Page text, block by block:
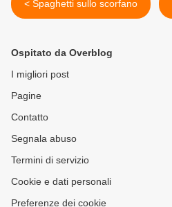
< Spaghetti sullo scorfano
Ospitato da Overblog
I migliori post
Pagine
Contatto
Segnala abuso
Termini di servizio
Cookie e dati personali
Preferenze dei cookie